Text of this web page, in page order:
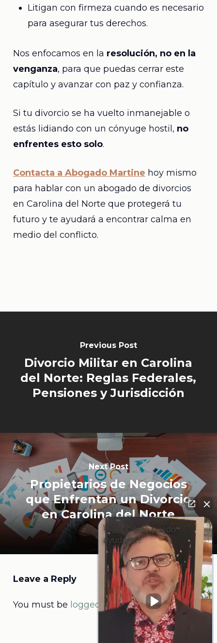
Litigan con firmeza cuando es necesario
para asegurar tus derechos.
Nos enfocamos en la resolución, no en la
venganza, para que puedas cerrar este
capítulo y avanzar con paz y confianza.
Si tu divorcio se ha vuelto inmanejable o
estás lidiando con un cónyuge hostil, no
enfrentes esto solo.
Contacta a Abogado Martine hoy mismo
para hablar con un abogado de divorcios
en Carolina del Norte que protegerá tu
futuro y te ayudará a encontrar calma en
medio del conflicto.
Previous Post
Divorcio Militar en Carolina
del Norte: Reglas Federales,
Pensiones y Jurisdicción
Next Post
Propietarios de Negocios
que Enfrentan un Divorcio
en Carolina del Norte
Leave a Reply
You must be logged into post a comment.
👋🏼¿Cómo puedo
ayudarte?